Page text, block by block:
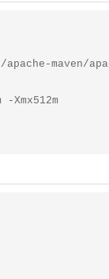
maven/